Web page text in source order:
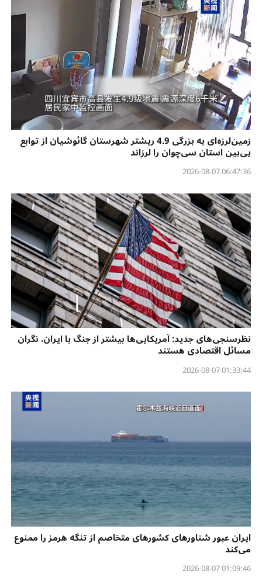
زمین‌لرزه‌ای به بزرگی 4.9 ریشتر شهرستان گائوشیان از توابع
یی‌بین استان سی‌چوان را لرزاند
06:47:36 2026-08-07
نظرسنجی‌‌های جدید: آمریکایی‌ها بیشتر از جنگ با ایران، نگران
مسائل اقتصادی هستند
01:33:44 2026-08-07
ایران عبور شناورهای کشورهای متخاصم از تنگه هرمز را ممنوع
می‌کند
01:09:46 2026-08-07